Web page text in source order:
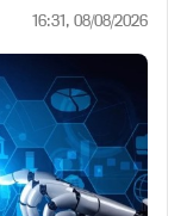
16:31, 08/08/2026